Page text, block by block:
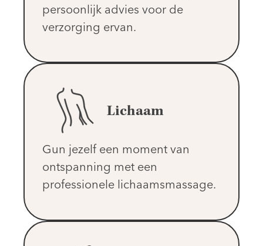
persoonlijk advies voor de
verzorging ervan.
Lichaam
Gun jezelf een moment van
ontspanning met een
professionele lichaamsmassage.